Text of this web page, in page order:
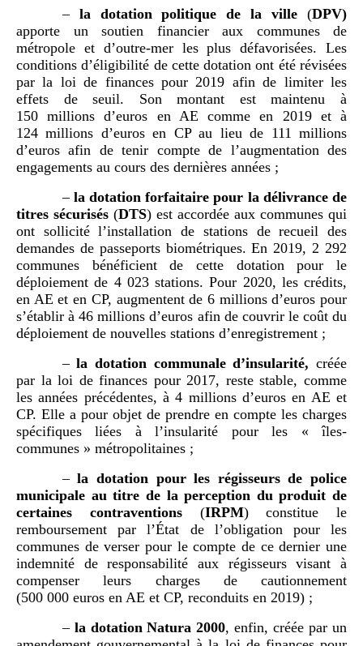
– la dotation politique de la ville (DPV)
apporte un soutien financier aux communes de
métropole et d’outre-mer les plus défavorisées. Les
conditions d’éligibilité de cette dotation ont été révisées
par la loi de finances pour 2019 afin de limiter les
effets de seuil. Son montant est maintenu à
150 millions d’euros en AE comme en 2019 et à
124 millions d’euros en CP au lieu de 111 millions
d’euros afin de tenir compte de l’augmentation des
engagements au cours des dernières années ;
– la dotation forfaitaire pour la délivrance de
titres sécurisés (DTS) est accordée aux communes qui
ont sollicité l’installation de stations de recueil des
demandes de passeports biométriques. En 2019, 2 292
communes bénéficient de cette dotation pour le
déploiement de 4 023 stations. Pour 2020, les crédits,
en AE et en CP, augmentent de 6 millions d’euros pour
s’établir à 46 millions d’euros afin de couvrir le coût du
déploiement de nouvelles stations d’enregistrement ;
–la dotation communale d’insularité, créée
par la loi de finances pour 2017, reste stable, comme
les années précédentes, à 4 millions d’euros en AE et
CP. Elle a pour objet de prendre en compte les charges
spécifiques liées à l’insularité pour les « îles-
communes » métropolitaines ;
–la dotation pour les régisseurs de police
municipale au titre de la perception du produit de
certaines contraventions(IRPM) constitue le
remboursement par l’État de l’obligation pour les
communes de verser pour le compte de ce dernier une
indemnité de responsabilité aux régisseurs visant à
compenser leurs charges de cautionnement
(500 000 euros en AE et CP, reconduits en 2019) ;
– la dotation Natura 2000, enfin, créée par un